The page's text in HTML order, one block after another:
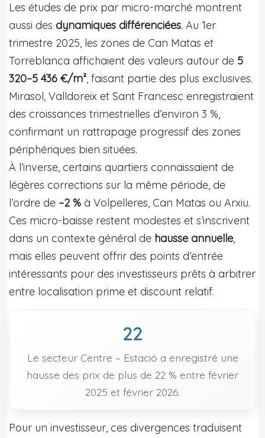
Les études de prix par micro-marché montrent
aussi des dynamiques différenciées. Au 1er
trimestre 2025, les zones de Can Matas et
Torreblanca affichaient des valeurs autour de 5
320–5 436 €/m², faisant partie des plus exclusives.
Mirasol, Valldoreix et Sant Francesc enregistraient
des croissances trimestrielles d’environ 3 %,
confirmant un rattrapage progressif des zones
périphériques bien situées.
À l’inverse, certains quartiers connaissaient de
légères corrections sur la même période, de
l’ordre de –2 % à Volpelleres, Can Matas ou Arxiu.
Ces micro-baisse restent modestes et s’inscrivent
dans un contexte général de hausse annuelle,
mais elles peuvent offrir des points d’entrée
intéressants pour des investisseurs prêts à arbitrer
entre localisation prime et discount relatif.
22
Le secteur Centre – Estació a enregistré une
hausse des prix de plus de 22 % entre février
2025 et février 2026.
Pour un investisseur, ces divergences traduisent